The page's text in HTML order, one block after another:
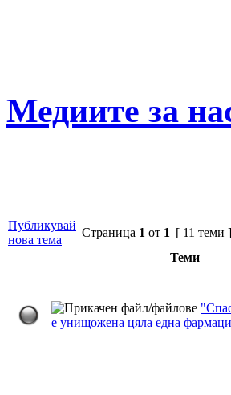
Медиите за
Публикувай
нова тема
Страница 1 от 1 [ 11 теми ]
Теми
е унищожена цяла една